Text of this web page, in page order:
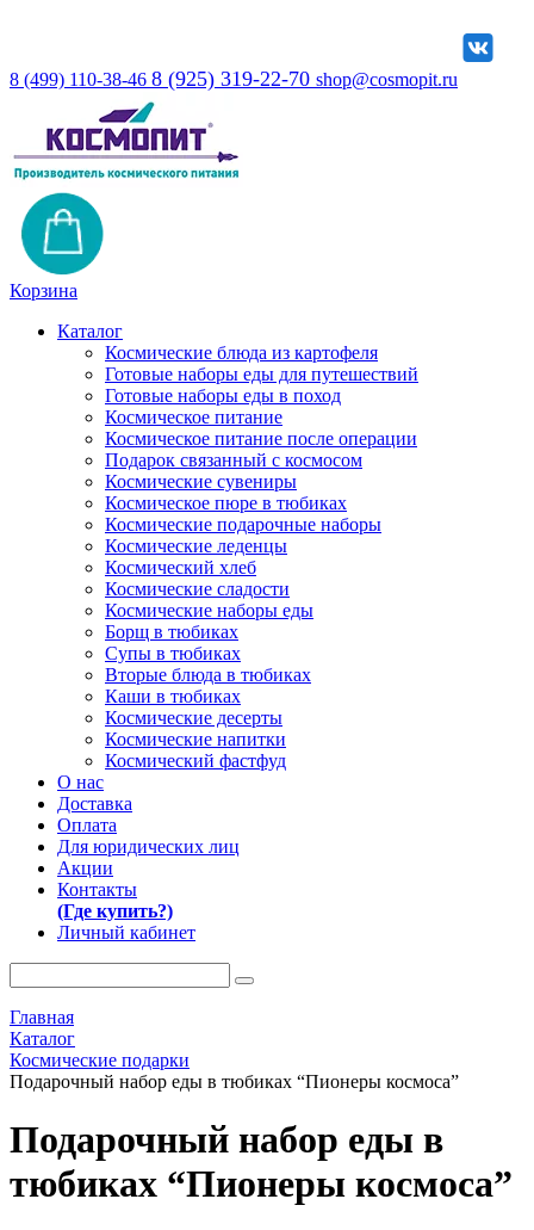
8 (499) 110-38-46 8 (925) 319-22-70 shop@cosmopit.ru
Корзина
Каталог
Космические блюда из картофеля
Готовые наборы еды для путешествий
Готовые наборы еды в поход
Космическое питание
Космическое питание после операции
Подарок связанный с космосом
Космические сувениры
Космическое пюре в тюбиках
Космические подарочные наборы
Космические леденцы
Космический хлеб
Космические сладости
Космические наборы еды
Борщ в тюбиках
Супы в тюбиках
Вторые блюда в тюбиках
Каши в тюбиках
Космические десерты
Космические напитки
Космический фастфуд
О нас
Доставка
Оплата
Для юридических лиц
Акции
Контакты
(Где купить?)
Личный кабинет
Главная
Каталог
Космические подарки
Подарочный набор еды в тюбиках “Пионеры космоса”
Подарочный набор еды в
тюбиках “Пионеры космоса”